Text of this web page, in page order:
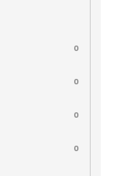
0
0
0
0